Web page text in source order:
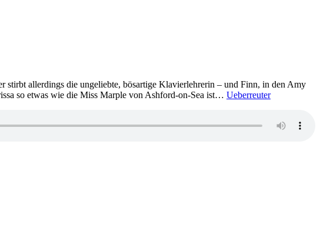
allerdings die ungeliebte, bösartige Klavierlehrerin – und Finn, in den Amy
so etwas wie die Miss Marple von Ashford-on-Sea ist… Ueberreuter